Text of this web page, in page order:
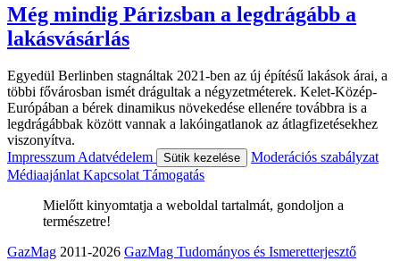
Még mindig Párizsban a legdrágább a
lakásvásárlás
Egyedül Berlinben stagnáltak 2021-ben az új építésű lakások árai, a
többi fővárosban ismét drágultak a négyzetméterek. Kelet-Közép-
Európában a bérek dinamikus növekedése ellenére továbbra is a
legdrágábbak között vannak a lakóingatlanok az átlagfizetésekhez
viszonyítva.
ImpresszumAdatvédelem Sütik kezelése
Moderációs szabályzat
MédiaajánlatKapcsolatTámogatás
Mielőtt kinyomtatja a weboldal tartalmát, gondoljon a
természetre!
GazMag 2011-2026 GazMag Tudományos és Ismeretterjesztő